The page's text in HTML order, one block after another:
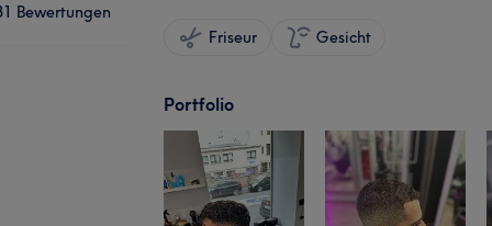
Bewertungen
Friseur Gesicht
Portfolio